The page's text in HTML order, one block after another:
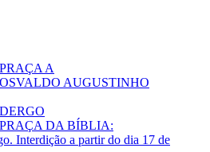
A
AUGUSTINHO
DA BÍBLIA:
Interdição a partir do dia 17 de